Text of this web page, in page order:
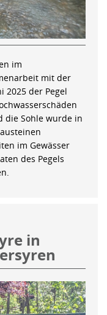
im
mit der
2025 der Pegel
die Sohle wurde in
im Gewässer
des Pegels
in